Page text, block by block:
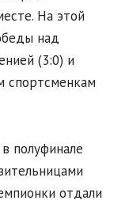
На этой
над
(3:0) и
спортсменкам
полуфинале
отдали